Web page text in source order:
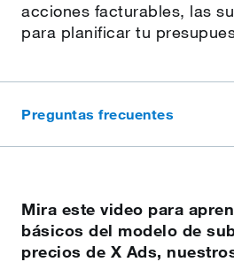
acciones facturables, las
para planificar tu
Preguntas frecuentes
Mira este video para
básicos del modelo de
precios de X Ads,